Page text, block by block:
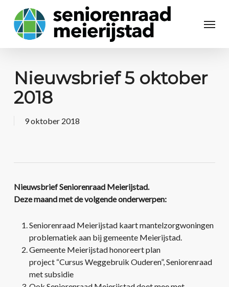
Nieuwsbrief 5 oktober
2018
9 oktober 2018
Nieuwsbrief Seniorenraad Meierijstad.
Deze maand met de volgende onderwerpen:
Seniorenraad Meierijstad kaart mantelzorgwoningen
problematiek aan bij gemeente Meierijstad.
Gemeente Meierijstad honoreert plan
project “Cursus Weggebruik Ouderen”, Seniorenraad
met subsidie